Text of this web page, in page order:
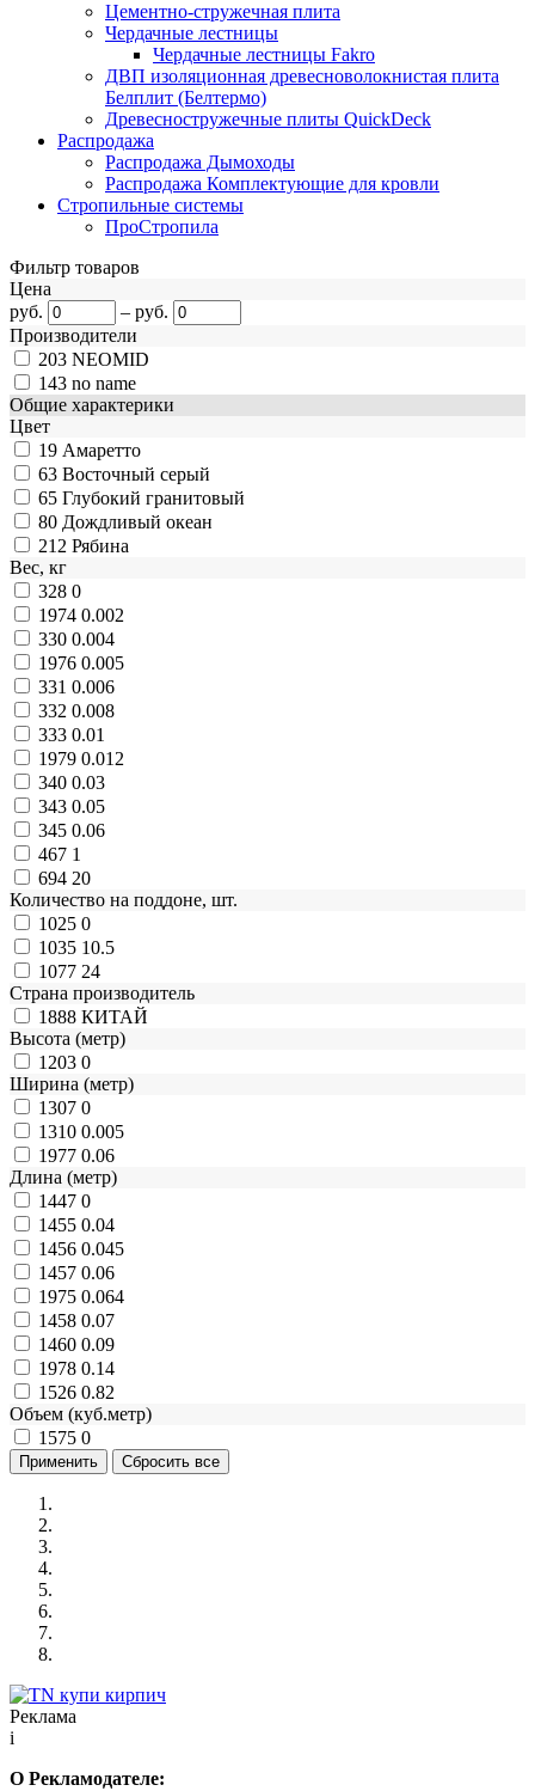
Цементно-стружечная плита
Чердачные лестницы
Чердачные лестницы Fakro
ДВП изоляционная древесноволокнистая плита
Белплит (Белтермо)
Древесностружечные плиты QuickDeck
Распродажа
Распродажа Дымоходы
Распродажа Комплектующие для кровли
Стропильные системы
ПроСтропила
Фильтр товаров
Цена
руб.
– руб.
Производители
203 NEOMID
143 no name
Общие характерики
Цвет
19 Амаретто
63 Восточный серый
65 Глубокий гранитовый
80 Дождливый океан
212 Рябина
Вес, кг
328 0
1974 0.002
330 0.004
1976 0.005
331 0.006
332 0.008
333 0.01
1979 0.012
340 0.03
343 0.05
345 0.06
467 1
694 20
Количество на поддоне, шт.
1025 0
1035 10.5
1077 24
Страна производитель
1888 КИТАЙ
Высота (метр)
1203 0
Ширина (метр)
1307 0
1310 0.005
1977 0.06
Длина (метр)
1447 0
1455 0.04
1456 0.045
1457 0.06
1975 0.064
1458 0.07
1460 0.09
1978 0.14
1526 0.82
Объем (куб.метр)
1575 0
Реклама
i
О Рекламодателе: